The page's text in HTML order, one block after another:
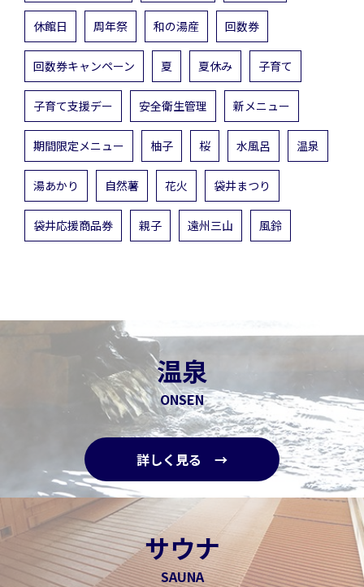
休館日 周年祭 和の湯産 回数券
回数券キャンペーン 夏 夏休み 子育て
子育て支援デー 安全衛生管理 新メニュー
期間限定メニュー 柚子 桜 水風呂 温泉
湯あかり 自然薯 花火 袋井まつり
袋井応援商品券 親子 遠州三山 風鈴
温泉
ONSEN
詳しく見る →
サウナ
SAUNA